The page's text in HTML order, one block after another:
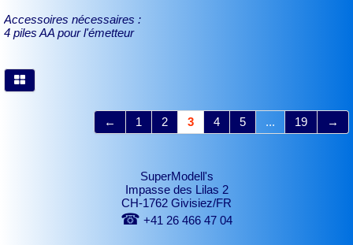
Accessoires nécessaires :
4 piles AA pour l'émetteur
← 1 2 3 4 5 ... 19 →
SuperModell's
Impasse des Lilas 2
CH-1762 Givisiez/FR
☎ +41 26 466 47 04